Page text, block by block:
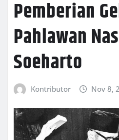
Pemberian
Pahlawan
Soeharto
Kontributor Nov 8,